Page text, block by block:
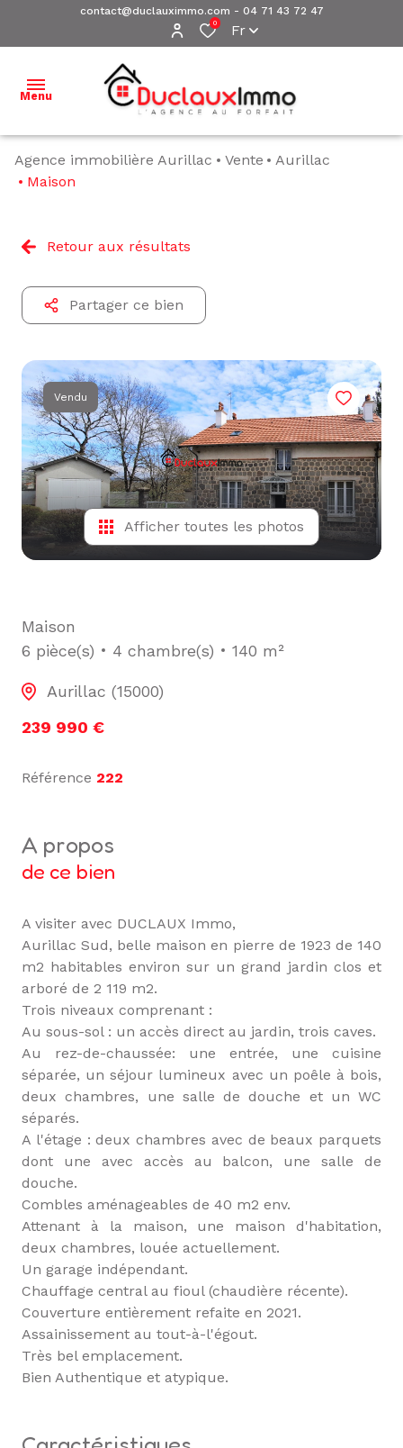
contact@duclauximmo.com - 04 71 43 72 47
0 Fr
Menu
ACCUEIL
BIENS À
VENDRE
NOS
BIENS
ESTIMATION
L'ÉQUIPE
ALERTE
E-MAIL
Agence immobilière Aurillac Vente
Aurillac
Maison
Retour aux résultats
Partager ce bien
Vendu
Afficher toutes les photos
Maison
6 pièce(s)
4 chambre(s) 140 m²
Aurillac (15000)
239 990 €
Référence 222
a propos
de ce bien
A visiter avec DUCLAUX Immo,
Aurillac Sud, belle maison en pierre de 1923 de 140
m2 habitables environ sur un grand jardin clos et
arboré de 2 119 m2.
Trois niveaux comprenant :
Au sous-sol : un accès direct au jardin, trois caves.
Au rez-de-chaussée: une entrée, une cuisine
séparée, un séjour lumineux avec un poêle à bois,
deux chambres, une salle de douche et un WC
séparés.
A l'étage : deux chambres avec de beaux parquets
dont une avec accès au balcon, une salle de
douche.
Combles aménageables de 40 m2 env.
Attenant à la maison, une maison d'habitation,
deux chambres, louée actuellement.
Un garage indépendant.
Chauffage central au fioul (chaudière récente).
Couverture entièrement refaite en 2021.
Assainissement au tout-à-l'égout.
Très bel emplacement.
Bien Authentique et atypique.